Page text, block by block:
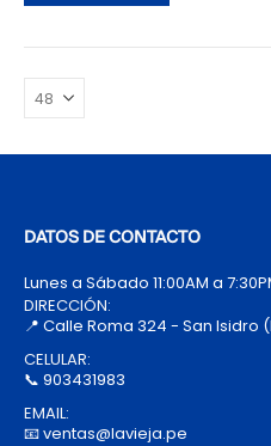
DATOS DE CONTACTO
Lunes a Sábado 11:00AM a
DIRECCIÓN:
📍 Calle Roma 324 - San
CELULAR:
📞 903431983
EMAIL:
📧 ventas@lavieja.pe